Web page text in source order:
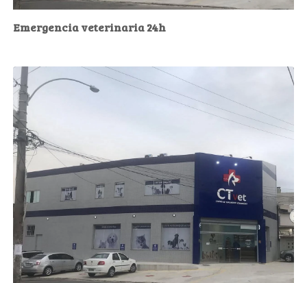
Emergencia veterinaria 24h